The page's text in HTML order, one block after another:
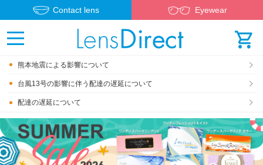
Contact lens Eyewear
熊本地震による影響について
台風13号の影響に伴う配達の遅延について
配達の遅延について